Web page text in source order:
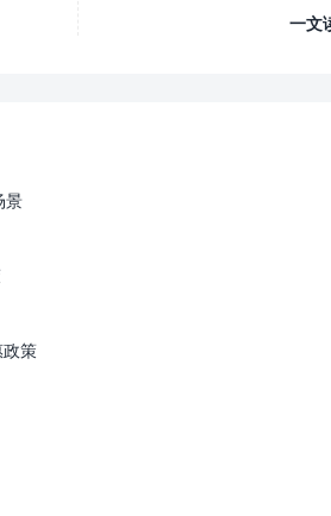
一文
景
策